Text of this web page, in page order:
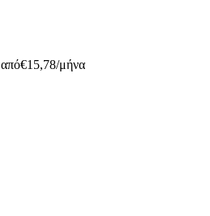
από€15,78/μήνα